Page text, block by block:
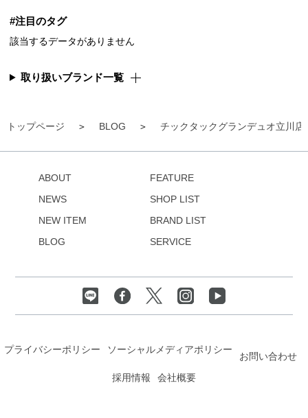
トップページ BLOG チックタックグランデュオ立川店
#注目のタグ
該当するデータがありません
取り扱いブランド一覧
ABOUT
NEWS
NEW ITEM
BLOG
FEATURE
SHOP LIST
BRAND LIST
SERVICE
プライバシーポリシー ソーシャルメディアポリシー
お問い合わせ
採用情報
会社概要